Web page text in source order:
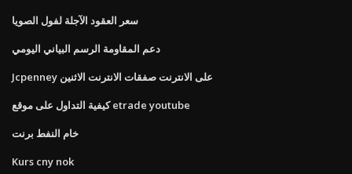
سعر العقود الآجلة لفول الصويا
دعم المقاومة الرسم البياني اليومي
Jcpenney على الانترنت صفقات الانترنت الاثنين
كيفية التداول على موقع etrade youtube
خام النفط برنت
Kurs cny nok